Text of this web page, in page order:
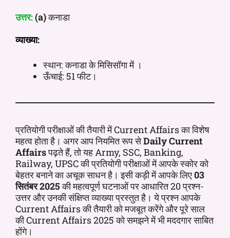
उत्तर:(a)कनाडा
व्याख्या:
स्थान: कनाडा के मिसिसॉगा में ।
ऊँचाई: 51 फीट।
प्रतियोगी परीक्षाओं की तैयारी में Current Affairs का विशेष
महत्व होता है। अगर आप नियमित रूप सेDaily Current
Affairsपढ़ते हैं, तो यह Army, SSC, Banking,
Railway, UPSC की प्रतियोगी परीक्षाओं में आपके स्कोर को
बेहतर बनाने का अचूक साधन है। इसी कड़ी में आपके लिए03
सितंबर 2025की महत्वपूर्ण घटनाओं पर आधारित 20 प्रश्न-
उत्तर और उनकी संक्षिप्त व्याख्या प्रस्तुत है। ये प्रश्न आपके
Current Affairs की तैयारी को मजबूत करेंगे और पूरे साल
की Current Affairs 2025 को समझने में भी मददगार साबित
होंगे।